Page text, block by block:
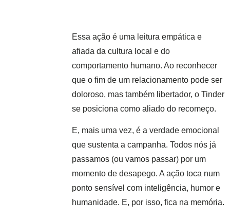
Essa ação é uma leitura empática e
afiada da cultura local e do
comportamento humano. Ao reconhecer
que o fim de um relacionamento pode ser
doloroso, mas também libertador, o Tinder
se posiciona como aliado do recomeço.
E, mais uma vez, é a verdade emocional
que sustenta a campanha. Todos nós já
passamos (ou vamos passar) por um
momento de desapego. A ação toca num
ponto sensível com inteligência, humor e
humanidade. E, por isso, fica na memória.